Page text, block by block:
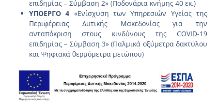
επιδημίας – Σύμβαση 2» (Ποδονάρια κνήμης 40 εκ.)
ΥΠΟΕΡΓΟ 4 «Ενίσχυση των Υπηρεσιών Υγείας της
Περιφέρειας Δυτικής Μακεδονίας για την
ανταπόκριση στους κινδύνους της COVID-19
επιδημίας – Σύμβαση 3» (Παλμικά οξύμετρα δακτύλου
και Ψηφιακά θερμόμετρα μετώπου)